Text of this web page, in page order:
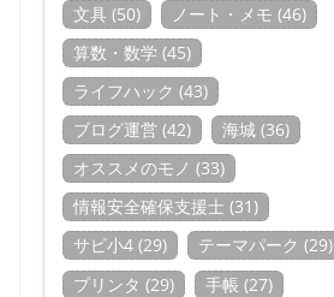
文具 (50)
ノート・メモ (46)
算数・数学 (45)
ライフハック (43)
ブログ運営 (42)
海城 (36)
オススメのモノ (33)
情報安全確保支援士 (31)
サピ小4 (29)
テーマパーク (29)
プリンタ (29)
手帳 (27)